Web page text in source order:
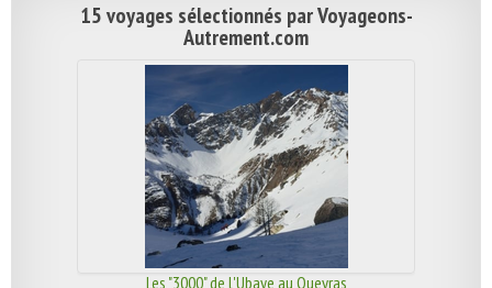
15 voyages sélectionnés par Voyageons-
Autrement.com
Les "3000" de l'Ubaye au Queyras